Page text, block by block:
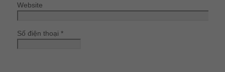
Website
Số điện thoại *